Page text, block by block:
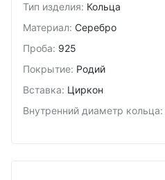
Тип изделия: Кольца
Материал: Серебро
Проба: 925
Покрытие: Родий
Вставка: Циркон
Внутренний диаметр кольца: